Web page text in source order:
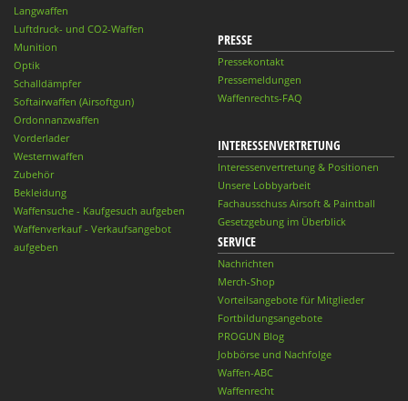
Langwaffen
Luftdruck- und CO2-Waffen
Munition
Optik
Schalldämpfer
Softairwaffen (Airsoftgun)
Ordonnanzwaffen
Vorderlader
Westernwaffen
Zubehör
Bekleidung
Waffensuche - Kaufgesuch aufgeben
Waffenverkauf - Verkaufsangebot
aufgeben
PRESSE
Pressekontakt
Pressemeldungen
Waffenrechts-FAQ
INTERESSENVERTRETUNG
Interessenvertretung & Positionen
Unsere Lobbyarbeit
Fachausschuss Airsoft & Paintball
Gesetzgebung im Überblick
SERVICE
Nachrichten
Merch-Shop
Vorteilsangebote für Mitglieder
Fortbildungsangebote
PROGUN Blog
Jobbörse und Nachfolge
Waffen-ABC
Waffenrecht